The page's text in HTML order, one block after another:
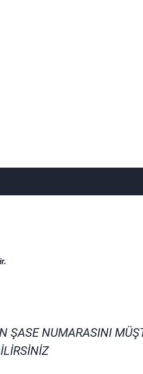
ŞASE NUMARASINI